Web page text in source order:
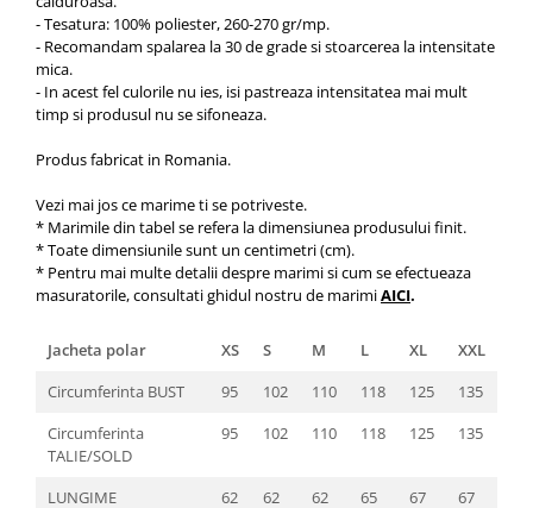
- Tesatura: 100% poliester, 260-270 gr/mp.
- Recomandam spalarea la 30 de grade si stoarcerea la intensitate
mica.
- In acest fel culorile nu ies, isi pastreaza intensitatea mai mult
timp si produsul nu se sifoneaza.
Produs fabricat in Romania.
Vezi mai jos ce marime ti se potriveste.
* Marimile din tabel se refera la dimensiunea produsului finit.
* Toate dimensiunile sunt un centimetri (cm).
* Pentru mai multe detalii despre marimi si cum se efectueaza
masuratorile, consultati ghidul nostru de marimiAICI.
Jacheta polar XS S M L XL
XXL
Circumferinta BUST
95 102 110 118 125
135
Circumferinta
TALIE/SOLD
95 102 110 118 125 135
LUNGIME 62 62 62 65 67 67